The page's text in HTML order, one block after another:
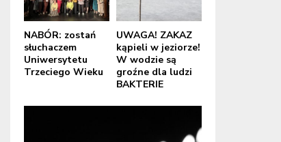
NABÓR: zostań
słuchaczem
Uniwersytetu
Trzeciego Wieku
UWAGA! ZAKAZ
kąpieli w jeziorze!
W wodzie są
groźne dla ludzi
BAKTERIE